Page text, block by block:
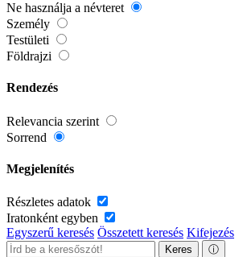
Ne használja a névteret
Személy
Testületi
Földrajzi
Rendezés
Relevancia szerint
Sorrend
Megjelenítés
Részletes adatok
Iratonként egyben
Egyszerű keresés Összetett keresés Kifejezés
Keres ⓘ